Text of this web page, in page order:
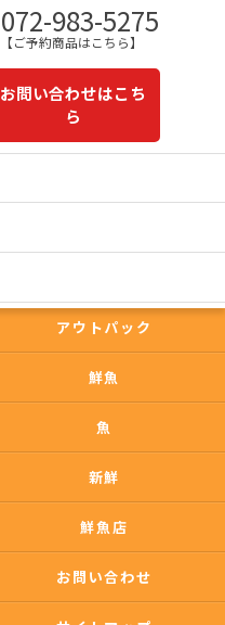
072-983-5275
【ご予約商品はこちら】
お問い合わせはこち
ら
アウトパック
鮮魚
魚
新鮮
鮮魚店
お問い合わせ